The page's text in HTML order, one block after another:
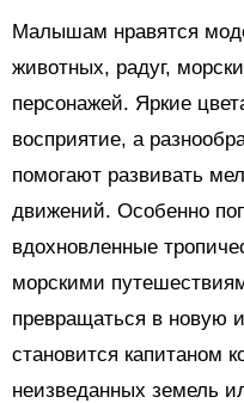
Малышам нравятся
животных, радуг,
персонажей. Яркие
восприятие, а
помогают развивать
движений. Особенно
вдохновленные
морскими
превращаться в новую
становится капитаном
неизведанных земель